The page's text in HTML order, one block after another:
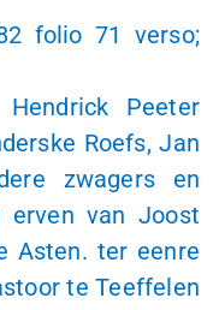
folio 71 verso;
Peeter
Roefs, Jan
zwagers en
erven van Joost
Asten. ter eenre
te Teeffelen